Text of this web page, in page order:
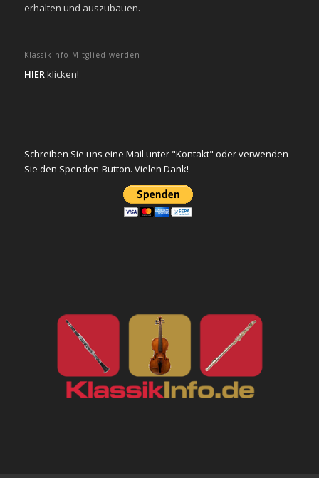
erhalten und auszubauen.
Klassikinfo Mitglied werden
HIERklicken!
Schreiben Sie uns eine Mail unter "Kontakt" oder verwenden
Sie den Spenden-Button. Vielen Dank!